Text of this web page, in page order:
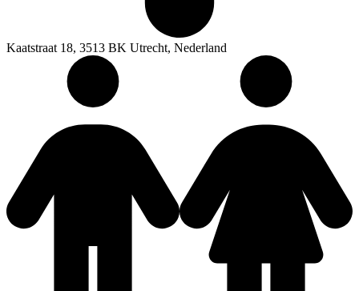
Kaatstraat 18, 3513 BK Utrecht, Nederland